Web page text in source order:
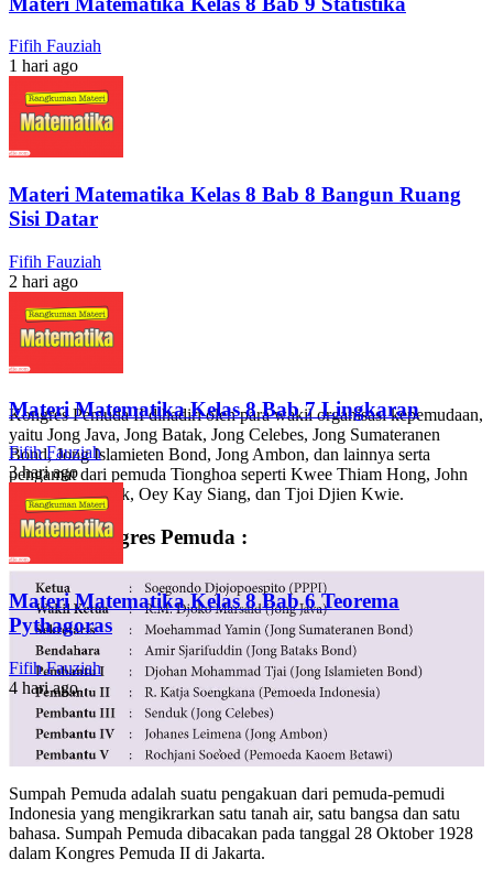
Kongres Pemuda II dihadiri oleh para wakil organisasi kepemudaan,
yaitu Jong Java, Jong Batak, Jong Celebes, Jong Sumateranen
Bond, Jong Islamieten Bond, Jong Ambon, dan lainnya serta
pengamat dari pemuda Tionghoa seperti Kwee Thiam Hong, John
Lauw Tjoan Hok, Oey Kay Siang, dan Tjoi Djien Kwie.
Panitia Kongres Pemuda :
Sumpah Pemuda adalah suatu pengakuan dari pemuda-pemudi
Indonesia yang mengikrarkan satu tanah air, satu bangsa dan satu
bahasa. Sumpah Pemuda dibacakan pada tanggal 28 Oktober 1928
dalam Kongres Pemuda II di Jakarta.
Fifih Fauziah
1 hari ago
Materi Matematika Kelas 8 Bab 8 Bangun Ruang
Sisi Datar
Fifih Fauziah
2 hari ago
Materi Matematika Kelas 8 Bab 7 Lingkaran
Fifih Fauziah
3 hari ago
Materi Matematika Kelas 8 Bab 6 Teorema
Pythagoras
Fifih Fauziah
4 hari ago